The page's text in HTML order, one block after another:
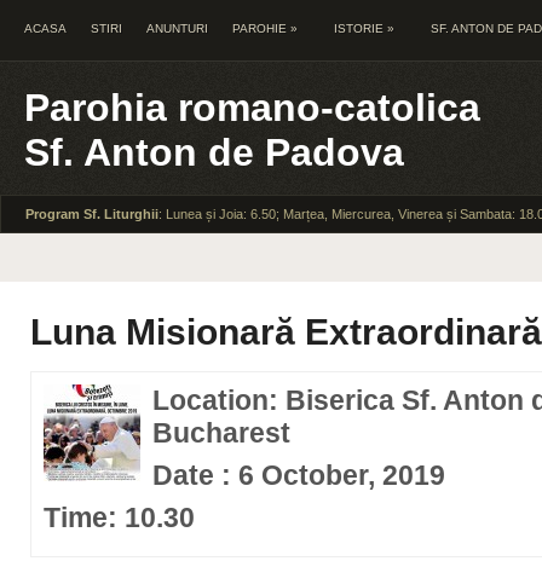
ACASA STIRI ANUNTURI PAROHIE » ISTORIE » SF. ANTON DE
Parohia romano-catolica
Sf. Anton de Padova
Program Sf. Liturghii: Lunea și Joia: 6.50; Marțea, Miercurea, Vinerea și Sambata:
Luna Misionară Extraordinară
Location: Biserica Sf. Anton
Bucharest
Date : 6 October, 2019
Time: 10.30